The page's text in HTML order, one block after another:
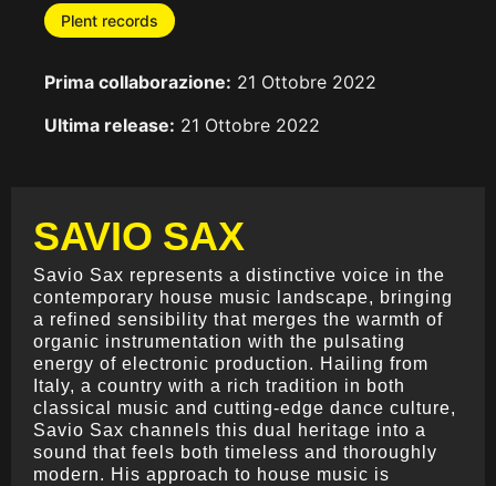
Plent records
Prima collaborazione: 21 Ottobre 2022
Ultima release: 21 Ottobre 2022
SAVIO SAX
Savio Sax represents a distinctive voice in the
contemporary house music landscape, bringing
a refined sensibility that merges the warmth of
organic instrumentation with the pulsating
energy of electronic production. Hailing from
Italy, a country with a rich tradition in both
classical music and cutting-edge dance culture,
Savio Sax channels this dual heritage into a
sound that feels both timeless and thoroughly
modern. His approach to house music is